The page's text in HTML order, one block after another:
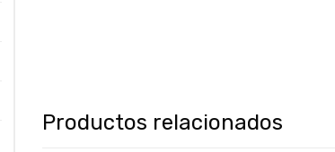
Productos relacionados